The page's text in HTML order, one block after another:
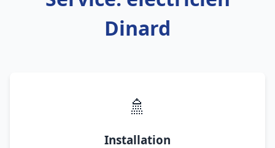
Dinard
🚿
Installation